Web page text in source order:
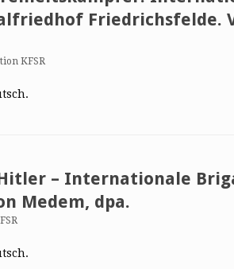
Friedrichsfelde.
KFSR
– Internationale
Medem, dpa.